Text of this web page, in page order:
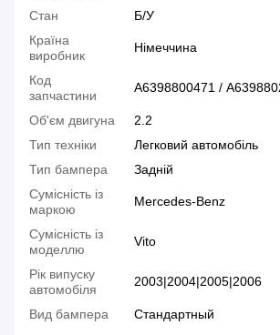
Стан
Б/У
Країна
виробник
Німеччина
Код
запчастини
А6398800471 /
Об'єм двигуна
2.2
Тип техніки
Легковий автомобіль
Тип бампера
Задній
Сумісність із
маркою
Mercedes-Benz
Сумісність із
моделлю
Vito
Рік випуску
автомобіля
2003|2004|2005|2006
Вид бампера Стандартный